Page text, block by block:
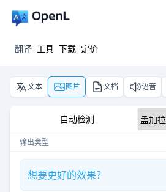
翻译 工具 下载 定价
文本 图片 文档 语音
自动检测
输出类型
想要更好的效果？